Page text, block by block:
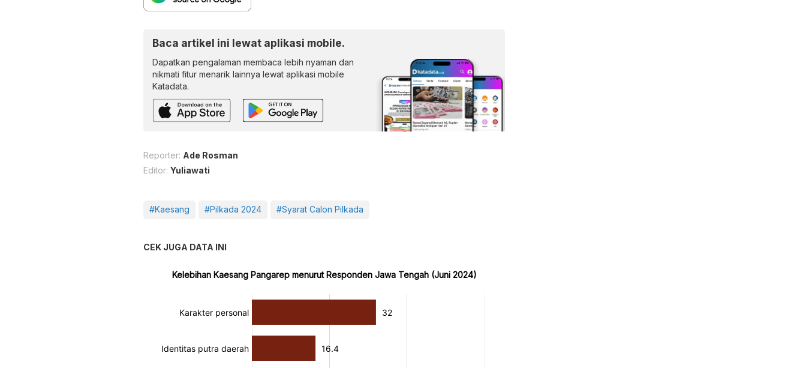
Baca artikel ini lewat aplikasi mobile.
Dapatkan pengalaman membaca lebih nyaman dan
nikmati fitur menarik lainnya lewat aplikasi mobile
Katadata.
Reporter: Ade Rosman
Editor: Yuliawati
#Kaesang #Pilkada 2024 #Syarat Calon Pilkada
CEK JUGA DATA INI